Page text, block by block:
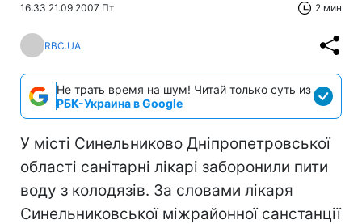
16:33 21.09.2007 Пт 2 мин
RBC.UA
Не трать время на шум! Читай только суть из
РБК-Украина в Google
У місті Синельниково Дніпропетровської
області санітарні лікарі заборонили пити
воду з колодязів. За словами лікаря
Синельниковської міжрайонної санстанції